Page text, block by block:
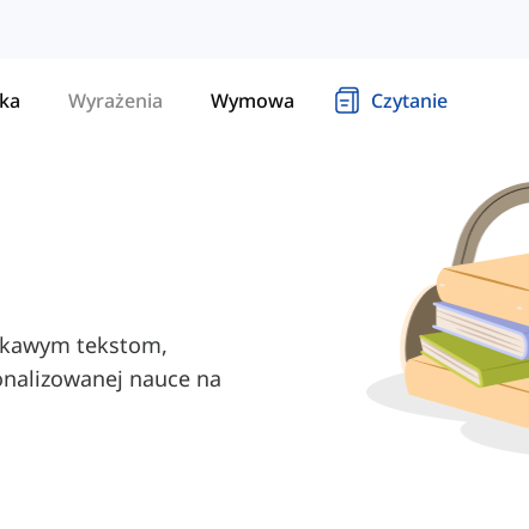
Wyrażenia Wymowa Czytanie
tekstom,
nauce na